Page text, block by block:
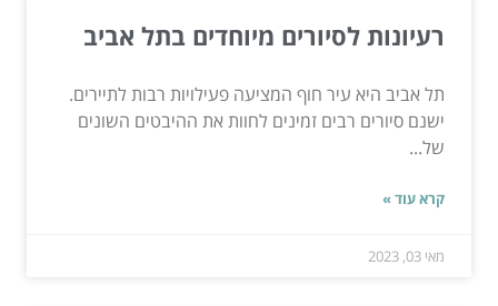
רעיונות לסיורים מיוחדים בתל אביב
תל אביב היא עיר חוף המציעה פעילויות רבות לתיירים.
ישנם סיורים רבים זמינים לחוות את ההיבטים השונים
של...
קרא עוד »
מאי 03, 2023